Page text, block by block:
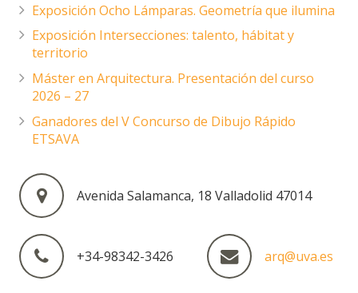
Exposición Ocho Lámparas. Geometría que ilumina
Exposición Intersecciones: talento, hábitat y
territorio
Máster en Arquitectura. Presentación del curso
2026 – 27
Ganadores del V Concurso de Dibujo Rápido
ETSAVA
Avenida Salamanca, 18 Valladolid 47014
+34-98342-3426 arq@uva.es